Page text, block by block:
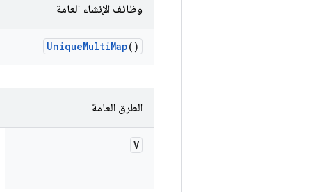
وظائف الإنشاء العامة
UniqueMultiMap()
الطرق العامة
V